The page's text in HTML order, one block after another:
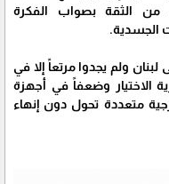
من الثقة بصواب الفكرة
الجسدية.
ولم يجدوا مرتعاً إلا في
الاختيار وضعفاً في أجهزة
متعددة تحول دون إنهاء